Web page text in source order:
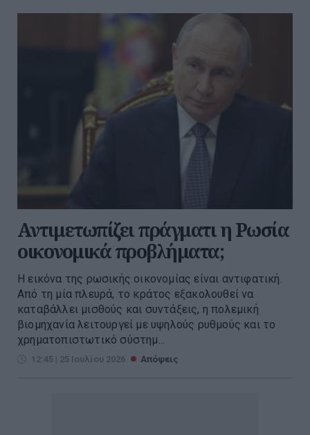
Αντιμετωπίζει πράγματι η Ρωσία
οικονομικά προβλήματα;
Η εικόνα της ρωσικής οικονομίας είναι αντιφατική.
Από τη μία πλευρά, το κράτος εξακολουθεί να
καταβάλλει μισθούς και συντάξεις, η πολεμική
βιομηχανία λειτουργεί με υψηλούς ρυθμούς και το
χρηματοπιστωτικό σύστημ...
12:45 | 25 Ιουλίου 2026 Απόψεις